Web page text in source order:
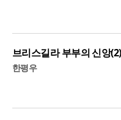
브리스길라 부부의 신앙(2)
한평우